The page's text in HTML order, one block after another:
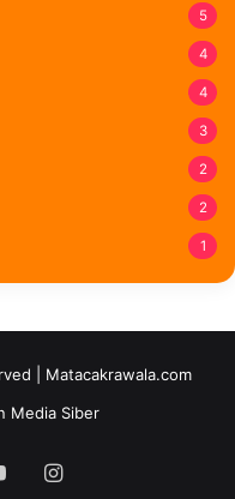
5
4
4
3
2
2
1
| Matacakrawala.com
Media Siber
YouTubeInstagram